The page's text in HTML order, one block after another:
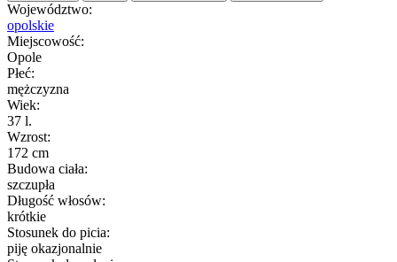
Województwo:
opolskie
Miejscowość:
Opole
Płeć:
mężczyzna
Wiek:
37 l.
Wzrost:
172 cm
Budowa ciała:
szczupła
Długość włosów:
krótkie
Stosunek do picia:
piję okazjonalnie